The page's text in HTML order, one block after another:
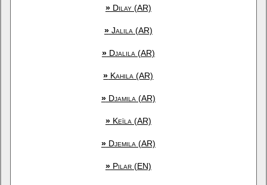
»Dilay (AR)
»Jalila (AR)
»Djalila (AR)
» Kahila (AR)
»Djamila (AR)
»Keïla (AR)
»Djemila (AR)
»Pilar (EN)